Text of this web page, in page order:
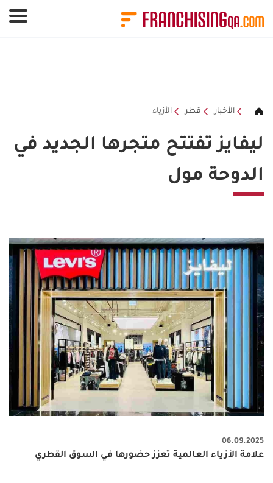
الأخبار قطر الأزياء
ليفايز تفتتح متجرها الجديد في
الدوحة مول
06.09.2025
علامة الأزياء العالمية تعزز حضورها في السوق القطري
لوحة إدارة ملفات تعريف الارتباط